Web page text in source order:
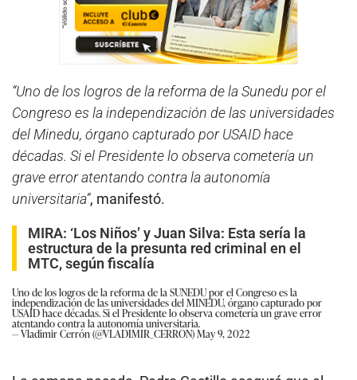
“Uno de los logros de la reforma de la Sunedu por el
Congreso es la independización de las universidades
del Minedu, órgano capturado por USAID hace
décadas. Si el Presidente lo observa cometería un
grave error atentando contra la autonomía
universitaria”, manifestó.
MIRA: ‘Los Niños’ y Juan Silva: Esta sería la
estructura de la presunta red criminal en el
MTC, según fiscalía
Uno de los logros de la reforma de la SUNEDU por el Congreso es la
independización de las universidades del MINEDU, órgano capturado por
USAID hace décadas. Si el Presidente lo observa cometería un grave error
atentando contra la autonomía universitaria.
— Vladimir Cerrón (@VLADIMIR_CERRON)May 9, 2022